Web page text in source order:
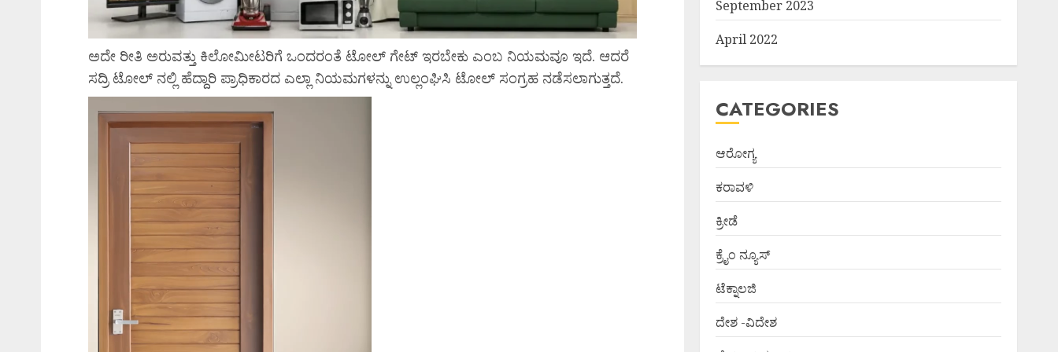
ಅದೇ ರೀತಿ ಅರುವತ್ತು ಕಿಲೋಮೀಟರಿಗೆ ಒಂದರಂತೆ ಟೋಲ್ ಗೇಟ್ ಇರಬೇಕು ಎಂಬ ನಿಯಮವೂ ಇದೆ. ಆದರೆ
ಸದ್ರಿ ಟೋಲ್ ನಲ್ಲಿ ಹೆದ್ದಾರಿ ಪ್ರಾಧಿಕಾರದ ಎಲ್ಲಾ ನಿಯಮಗಳನ್ನು ಉಲ್ಲಂಘಿಸಿ ಟೋಲ್ ಸಂಗ್ರಹ ನಡೆಸಲಾಗುತ್ತದೆ.
September 2023
April 2022
CATEGORIES
ಆರೋಗ್ಯ
ಕರಾವಳಿ
ಕ್ರೀಡೆ
ಕ್ರೈಂ ನ್ಯೂಸ್
ಟೆಕ್ನಾಲಜಿ
ದೇಶ -ವಿದೇಶ